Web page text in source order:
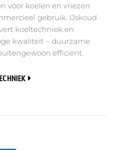
voor koelen en vriezen
gebruik. IJskoud
koeltechniek en
kwaliteit – duurzame
efficiënt.